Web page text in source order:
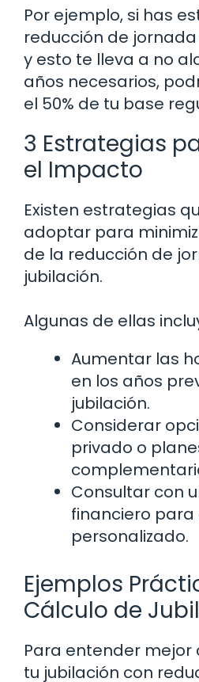
Por ejemplo, si has
reducción de
y esto te lleva a no
años necesarios,
el 50% de tu base
3 Estrategias
el Impacto
Existen estrategias
adoptar para
de la reducción de
jubilación.
Algunas de ellas
Aumentar las
en los años
jubilación.
Considerar
privado o
Consultar con
financiero
personalizado.
Ejemplos
Cálculo de
Para entender
tu jubilación con